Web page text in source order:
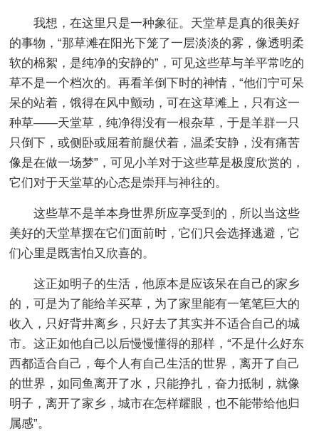
我想，在这里只是一种象征。天堂草是真的很美好
的事物，“那草滩在阳光下笼了一层淡淡的雾，像透明柔
软的棉絮，是纯净的安静的”，可见这些草与羊平常吃的
草不是一个档次的。再看羊倒下时的神情，“他们宁可呆
呆的站着，饿得在风中颤动，可在这草滩上，只有这一
种草——天堂草，纯净得没有一根杂草，于是羊群一只
只倒下，或侧卧或屈着前腿伏着，温柔安静，没有痛苦
像是在做一场梦”，可见小羊对于这些草是极度欣赏的，
它们对于天堂草的心态是崇拜与神往的。
这些草不是羊本身世界所应享受到的，所以当这些
美好的天堂草摆在它们面前时，它们只会选择逃避，它
们心里是既害怕又欣喜的。
这正如明子的生活，他原本是应该呆在自己的家乡
的，可是为了能给羊买草，为了家里能有一笔笔巨大的
收入，只好背井离乡，只好去了其实并不适合自己的城
市。这正如他自己以后慢慢懂得的那样，“不是什么好东
西都适合自己，每个人有自己生活的世界，离开了自己
的世界，如同鱼离开了水，只能挣扎，奋力抵制，就像
明子，离开了家乡，城市在怎样耀眼，也不能带给他归
属感”。